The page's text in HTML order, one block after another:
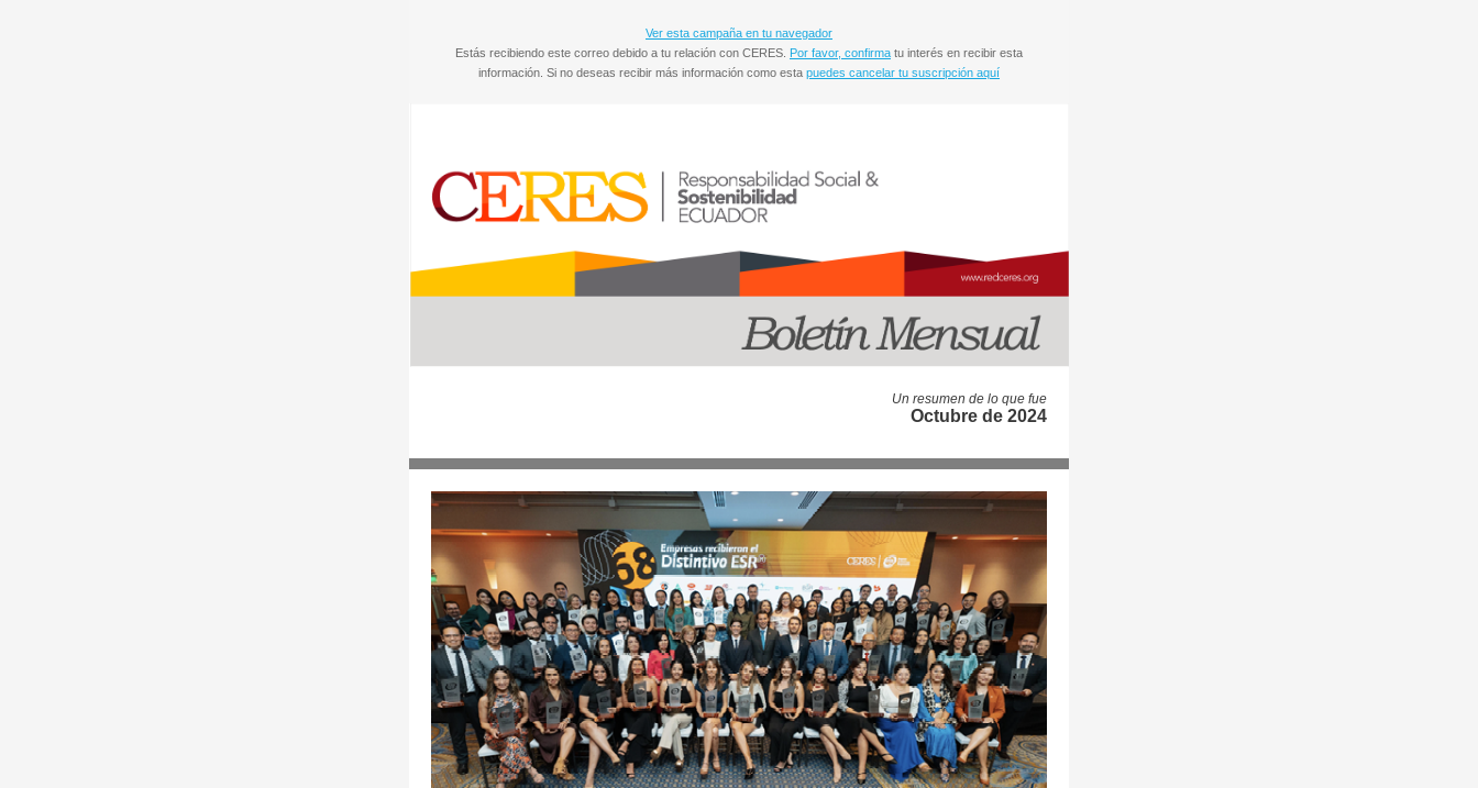
Ver esta campaña en tu navegador
Estás recibiendo este correo debido a tu relación con CERES. Por favor, confirma tu interés en recibir esta
información. Si no deseas recibir más información como esta puedes cancelar tu suscripción aquí
Un resumen de lo que fue
Octubre de 2024